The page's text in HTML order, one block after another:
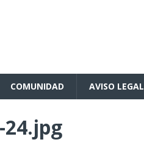
COMUNIDAD AVISO LEGAL